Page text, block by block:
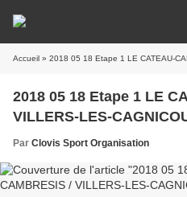
Accueil » 2018 05 18 Etape 1 LE CATEAU-
2018 05 18 Etape 1 LE
VILLERS-LES-
Par Clovis Sport Organisation